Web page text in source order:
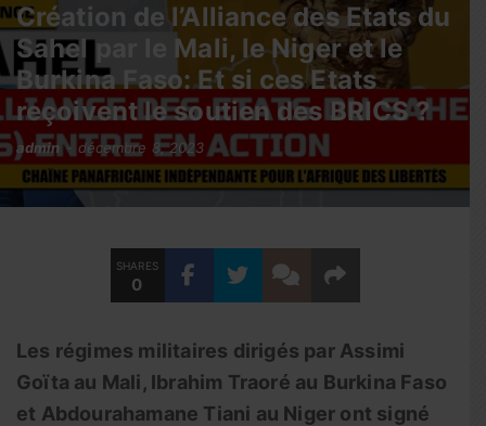
Création de l’Alliance des Etats du
Sahel par le Mali, le Niger et le
Burkina Faso: Et si ces Etats
reçoivent le soutien des BRICS ?
admin décembre 8, 2023
SHARES
0
Les régimes militaires dirigés par Assimi
Goïta au Mali, Ibrahim Traoré au Burkina Faso
et Abdourahamane Tiani au Niger ont signé